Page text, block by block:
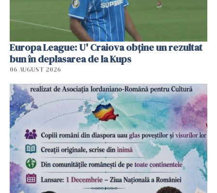
Europa League: U' Craiova obține un rezultat
bun în deplasarea de la Kups
06 AUGUST 2026